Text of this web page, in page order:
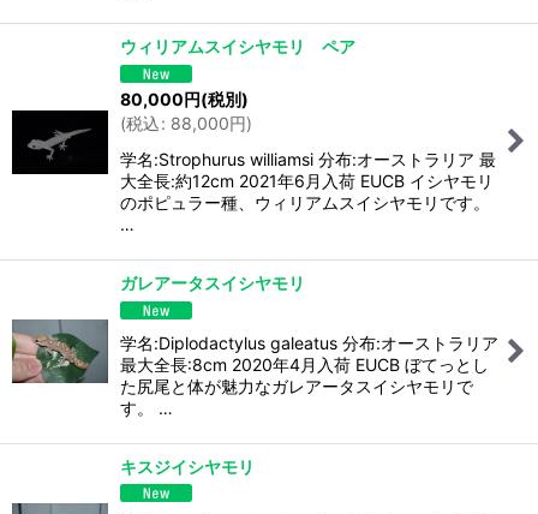
ウィリアムスイシヤモリ ペア
80,000円(税別)
(税込: 88,000円)
学名:Strophurus williamsi 分布:オーストラリア 最
大全長:約12cm 2021年6月入荷 EUCB イシヤモリ
のポピュラー種、ウィリアムスイシヤモリです。
…
ガレアータスイシヤモリ
学名:Diplodactylus galeatus 分布:オーストラリア
最大全長:8cm 2020年4月入荷 EUCB ぼてっとし
た尻尾と体が魅力なガレアータスイシヤモリで
す。 …
キスジイシヤモリ